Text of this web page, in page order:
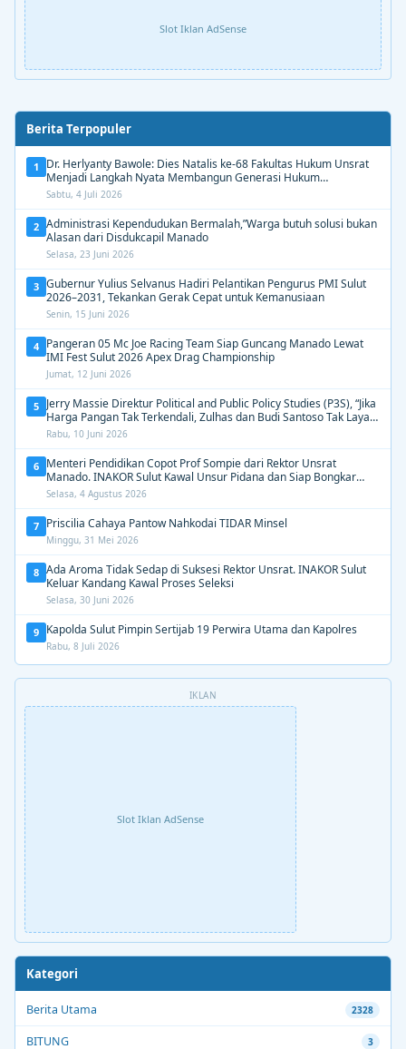
Slot Iklan AdSense
Berita Terpopuler
1
Dr. Herlyanty Bawole: Dies Natalis ke-68 Fakultas Hukum Unsrat
Menjadi Langkah Nyata Membangun Generasi Hukum
Berdampak
Sabtu, 4 Juli 2026
2 Administrasi Kependudukan Bermalah,”Warga butuh solusi bukan
Alasan dari Disdukcapil Manado
Selasa, 23 Juni 2026
3 Gubernur Yulius Selvanus Hadiri Pelantikan Pengurus PMI Sulut
2026–2031, Tekankan Gerak Cepat untuk Kemanusiaan
Senin, 15 Juni 2026
4 Pangeran 05 Mc Joe Racing Team Siap Guncang Manado Lewat
IMI Fest Sulut 2026 Apex Drag Championship
Jumat, 12 Juni 2026
5 Jerry Massie Direktur Political and Public Policy Studies (P3S), “Jika
Harga Pangan Tak Terkendali, Zulhas dan Budi Santoso Tak Layak
Dipertahankan”
Rabu, 10 Juni 2026
6 Menteri Pendidikan Copot Prof Sompie dari Rektor Unsrat
Manado. INAKOR Sulut Kawal Unsur Pidana dan Siap Bongkar
Aroma Busuk di Suksesi Rektor
Selasa, 4 Agustus 2026
7 Priscilia Cahaya Pantow Nahkodai TIDAR Minsel
Minggu, 31 Mei 2026
8 Ada Aroma Tidak Sedap di Suksesi Rektor Unsrat. INAKOR Sulut
Keluar Kandang Kawal Proses Seleksi
Selasa, 30 Juni 2026
9 Kapolda Sulut Pimpin Sertijab 19 Perwira Utama dan Kapolres
Rabu, 8 Juli 2026
IKLAN
Slot Iklan AdSense
Kategori
Berita Utama 2328
BITUNG 3